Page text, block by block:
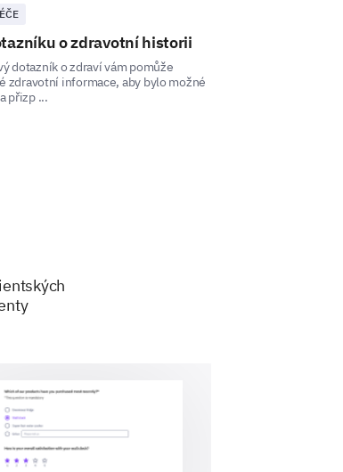
insights.
run in your immediate
other significant
o zdravotní historii
dotazník o zdraví vám pomůže
zdravotní informace, aby bylo možné
přizp ...